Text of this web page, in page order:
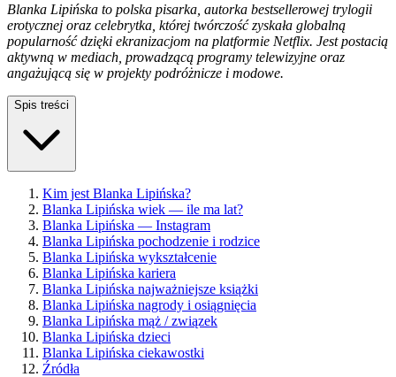
Blanka Lipińska to polska pisarka, autorka bestsellerowej trylogii
erotycznej oraz celebrytka, której twórczość zyskała globalną
popularność dzięki ekranizacjom na platformie Netflix. Jest postacią
aktywną w mediach, prowadzącą programy telewizyjne oraz
angażującą się w projekty podróżnicze i modowe.
Spis treści
Kim jest Blanka Lipińska?
Blanka Lipińska wiek — ile ma lat?
Blanka Lipińska — Instagram
Blanka Lipińska pochodzenie i rodzice
Blanka Lipińska wykształcenie
Blanka Lipińska kariera
Blanka Lipińska najważniejsze książki
Blanka Lipińska nagrody i osiągnięcia
Blanka Lipińska mąż / związek
Blanka Lipińska dzieci
Blanka Lipińska ciekawostki
Źródła